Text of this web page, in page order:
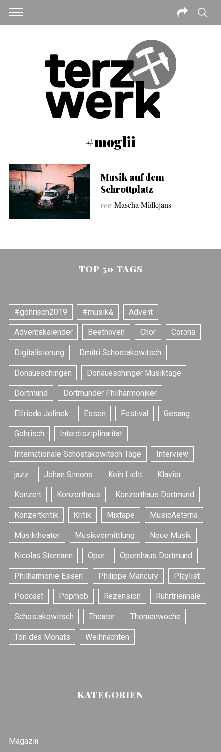
#moglii
Musik auf dem
Schrottplatz
von Mascha Müllejans
TOP 50 TAGS
#gohrisch2019 #musik& Advent
Adventskalender Beethoven Chor Corona
Digitalisierung Dmitri Schostakowitsch
Donaueschingen Donaueschinger Musiktage
Dortmund Dortmunder Philharmoniker
Elfriede Jelinek Essen Festival Gesang
Gohrisch Interdisziplinarität
Internationale Schostakowitsch Tage Interview
jazz Johan Simons Kein Licht Klavier
Konzert Konzerthaus Konzerthaus Dortmund
Konzertkritik Kritik Mixtape MusicAeterna
Musiktheater Musikvermittlung Neue Musik
Nicolas Stemann Oper Opernhaus Dortmund
Philharmonie Essen Philippe Manoury Playlist
Podcast Popmob Rezension Ruhrtriennale
Schostakowitsch Theater Themenwoche
Ton des Monats Weihnachten
KATEGORIEN
Magazin
S
e
a
c
h
f
o
r
: